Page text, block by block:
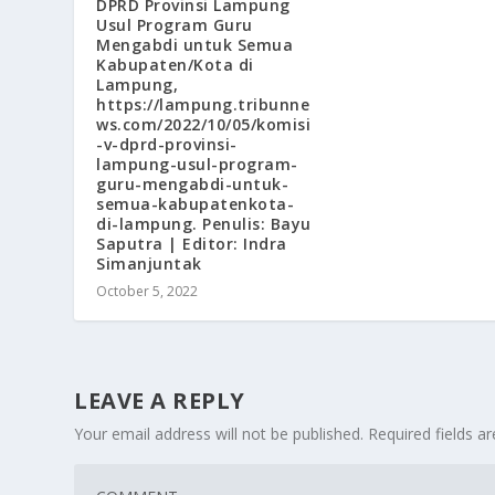
DPRD Provinsi Lampung
Usul Program Guru
Mengabdi untuk Semua
Kabupaten/Kota di
Lampung,
https://lampung.tribunne
ws.com/2022/10/05/komisi
-v-dprd-provinsi-
lampung-usul-program-
guru-mengabdi-untuk-
semua-kabupatenkota-
di-lampung. Penulis: Bayu
Saputra | Editor: Indra
Simanjuntak
October 5, 2022
LEAVE A REPLY
Your email address will not be published. Required fields